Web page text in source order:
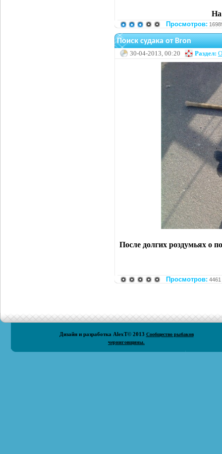
На
Просмотров:
Поиск судака от Bron
30-04-2013, 00:20 Раздел:
После долгих роздумьях о
Просмотров:
Дизайн и разработка AlexT© 2013 Сообщество рыбаков
черниговщины.